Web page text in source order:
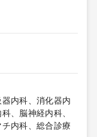
内科、消化器内
、脳神経内科、
内科、総合診療